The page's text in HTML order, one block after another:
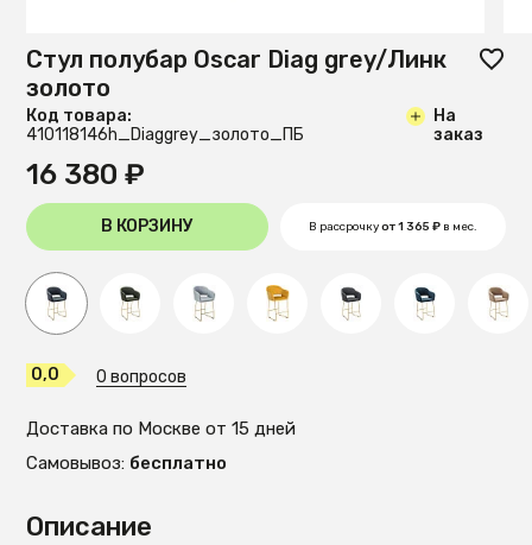
Описание
Стул полубар Oscar Diag grey/Линк
золото
Код товара:
410118146h_Diaggrey_золото_ПБ
На
заказ
16 380 ₽
В КОРЗИНУ В рассрочкуот 1 365 ₽в мес.
0,0 0 вопросов
Доставка по Москве от 15 дней
Самовывоз: бесплатно